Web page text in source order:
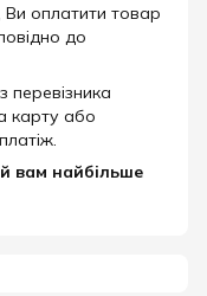
оплатити товар
до
перевізника
карту або
вам найбільше